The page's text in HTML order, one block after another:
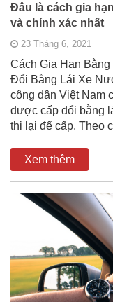
Đâu là cách gia
và chính xác nhất
23 Tháng 6, 2021
Cách Gia Hạn
Đổi Bằng Lái Xe
công dân Việt Nam
được cấp đổi bằng
thi lại để cấp. Theo
Xem thêm